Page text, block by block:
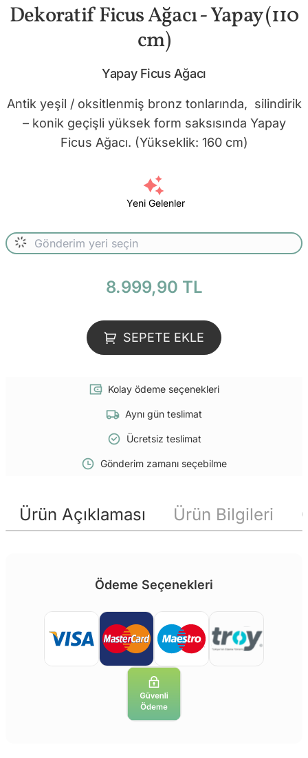
Dekoratif Ficus Ağacı - Yapay (110
cm)
Yapay Ficus Ağacı
Antik yeşil / oksitlenmiş bronz tonlarında, silindirik
– konik geçişli yüksek form saksısında Yapay
Ficus Ağacı. (Yükseklik: 160 cm)
Yeni Gelenler
8.999,90 TL
SEPETE EKLE
Kolay ödeme seçenekleri
Aynı gün teslimat
Ücretsiz teslimat
Gönderim zamanı seçebilme
Ürün Açıklaması Ürün Bilgileri
Ödeme Seçenekleri